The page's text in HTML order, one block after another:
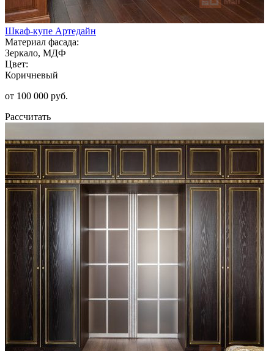
Шкаф-купе Артедайн
Материал фасада:
Зеркало, МДФ
Цвет:
Коричневый
от 100 000 руб.
Рассчитать